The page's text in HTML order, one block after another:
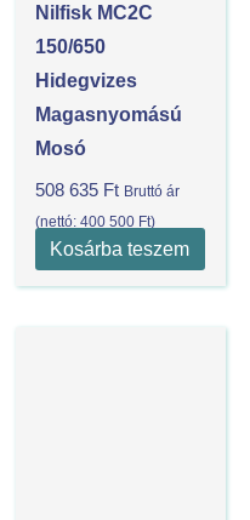
Nilfisk MC2C
150/650
Hidegvizes
Magasnyomású
Mosó
508 635 Ft Bruttó ár
(nettó: 400 500 Ft)
Kosárba teszem